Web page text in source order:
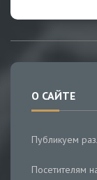
О САЙТЕ
Публикуем
Посетителям